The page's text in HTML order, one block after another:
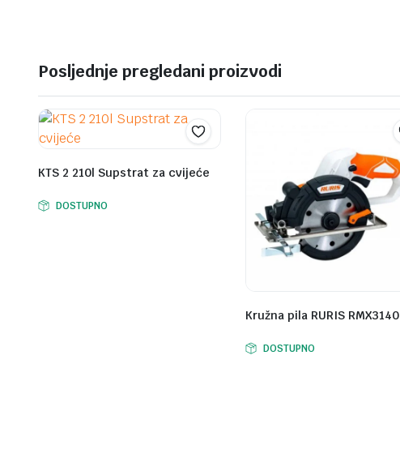
Posljednje pregledani proizvodi
KTS 2 210l Supstrat za cvijeće
DOSTUPNO
Kružna pila RURIS RMX3140
DOSTUPNO